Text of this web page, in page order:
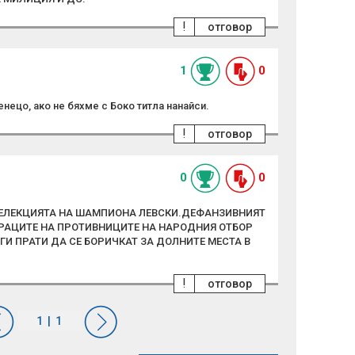
отговор
!
1 0
ако не бяхме с Боко титла нанайси.
отговор
!
0 0
НА ШАМПИОНА ЛЕВСКИ.ДЕФАНЗИВНИЯТ
НА ПРОТИВНИЦИТЕ НА НАРОДНИЯ ОТБОР
ПРАТИ ДА СЕ БОРИЧКАТ ЗА ДОЛНИТЕ МЕСТА В
отговор
!